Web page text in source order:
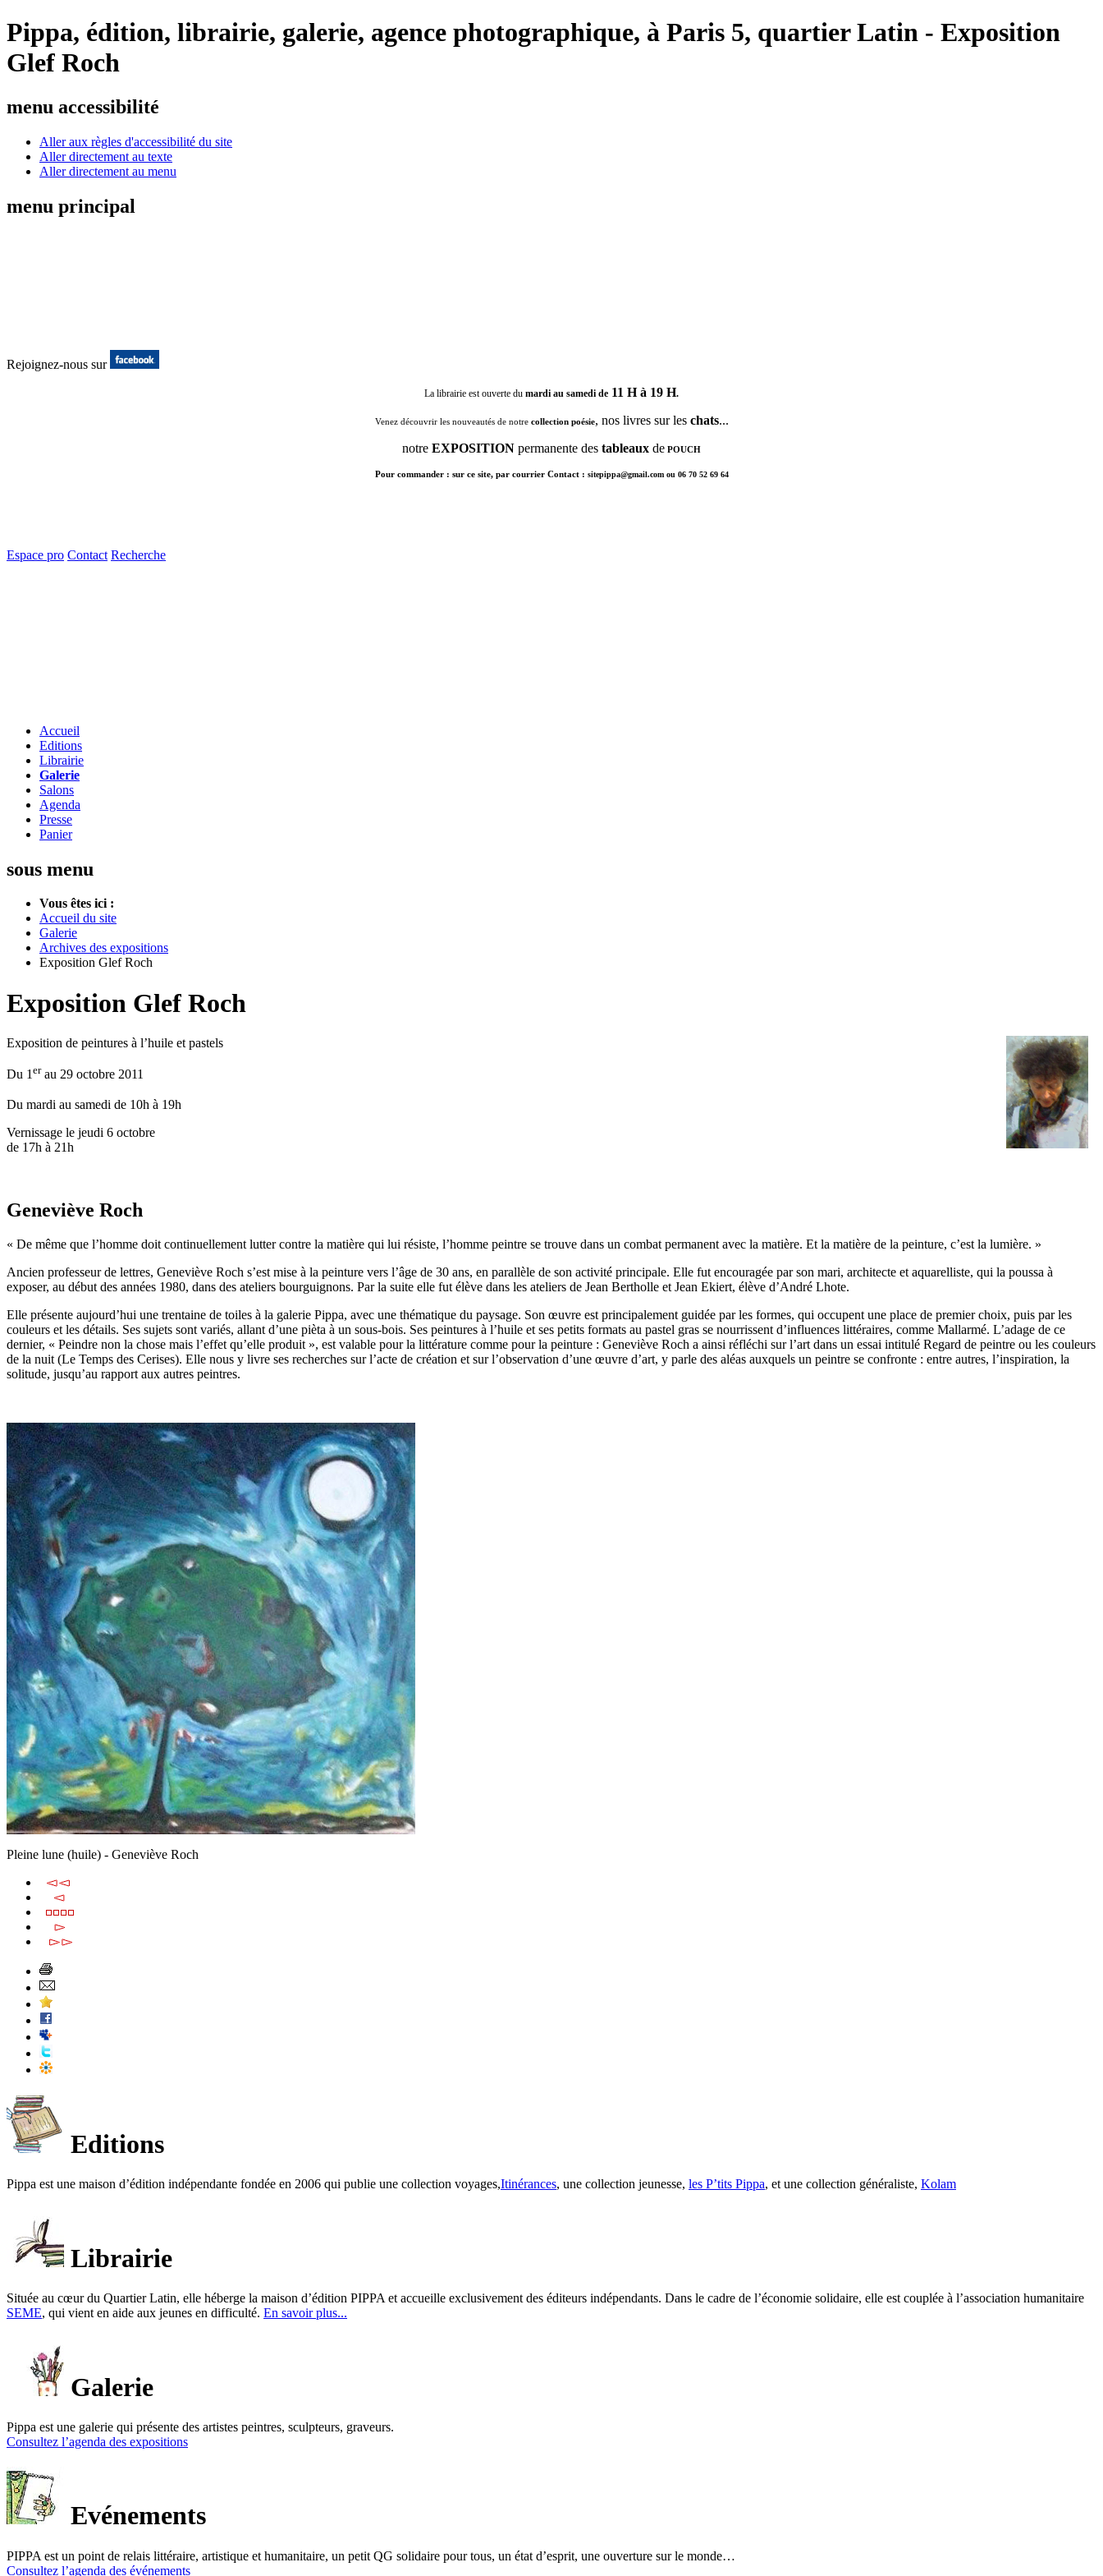
Pippa, édition, librairie, galerie, agence photographique, à Paris 5, quartier Latin - Exposition
Glef Roch
menu accessibilité
Aller aux règles d'accessibilité du site
Aller directement au texte
Aller directement au menu
menu principal
Rejoignez-nous sur
La librairie est ouverte du mardi au samedi de 11 H à 19 H.
Venez découvrir les nouveautés de notrecollection poésie, nos livres sur les chats...
notre EXPOSITION permanente des tableaux de POUCH
Pour commander : sur ce site, par courrier Contact : sitepippa@gmail.com ou 06 70 52 69 64
Espace pro Contact Recherche
Accueil
Editions
Librairie
Galerie
Salons
Agenda
Presse
Panier
sous menu
Vous êtes ici :
Accueil du site
Galerie
Archives des expositions
Exposition Glef Roch
Exposition Glef Roch
Exposition de peintures à l’huile et pastels
Du 1erau 29 octobre 2011
Du mardi au samedi de 10h à 19h
Vernissage le jeudi 6 octobre
de 17h à 21h
Geneviève Roch
« De même que l’homme doit continuellement lutter contre la matière qui lui résiste, l’homme peintre se trouve dans un combat permanent avec la matière. Et la matière de la peinture, c’est la lumière. »
Ancien professeur de lettres, Geneviève Roch s’est mise à la peinture vers l’âge de 30 ans, en parallèle de son activité principale. Elle fut encouragée par son mari, architecte et aquarelliste, qui la poussa à
exposer, au début des années 1980, dans des ateliers bourguignons. Par la suite elle fut élève dans les ateliers de Jean Bertholle et Jean Ekiert, élève d’André Lhote.
Elle présente aujourd’hui une trentaine de toiles à la galerie Pippa, avec une thématique du paysage. Son œuvre est principalement guidée par les formes, qui occupent une place de premier choix, puis par les
couleurs et les détails. Ses sujets sont variés, allant d’une pièta à un sous-bois. Ses peintures à l’huile et ses petits formats au pastel gras se nourrissent d’influences littéraires, comme Mallarmé. L’adage de ce
dernier, « Peindre non la chose mais l’effet qu’elle produit », est valable pour la littérature comme pour la peinture : Geneviève Roch a ainsi réfléchi sur l’art dans un essai intitulé Regard de peintre ou les couleurs
de la nuit (Le Temps des Cerises). Elle nous y livre ses recherches sur l’acte de création et sur l’observation d’une œuvre d’art, y parle des aléas auxquels un peintre se confronte : entre autres, l’inspiration, la
solitude, jusqu’au rapport aux autres peintres.
Pleine lune (huile) - Geneviève Roch
Editions
Pippa est une maison d’édition indépendante fondée en 2006 qui publie une collection voyages,Itinérances, une collection jeunesse, les P’tits Pippa, et une collection généraliste, Kolam
Librairie
Située au cœur du Quartier Latin, elle héberge la maison d’édition PIPPA et accueille exclusivement des éditeurs indépendants. Dans le cadre de l’économie solidaire, elle est couplée à l’association humanitaire
SEME, qui vient en aide aux jeunes en difficulté. En savoir plus...
Galerie
Pippa est une galerie qui présente des artistes peintres, sculpteurs, graveurs.
Consultez l’agenda des expositions
Evénements
PIPPA est un point de relais littéraire, artistique et humanitaire, un petit QG solidaire pour tous, un état d’esprit, une ouverture sur le monde…
Consultez l’agenda des événements